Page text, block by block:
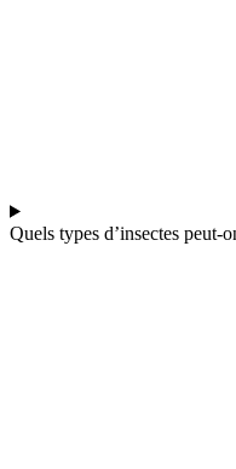
Quels types d’insectes peut-